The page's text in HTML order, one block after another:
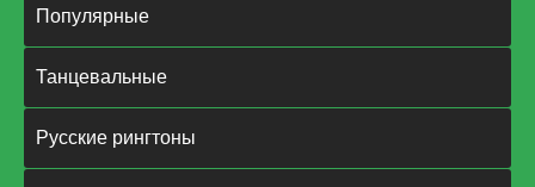
Популярные
Танцевальные
Русские рингтоны